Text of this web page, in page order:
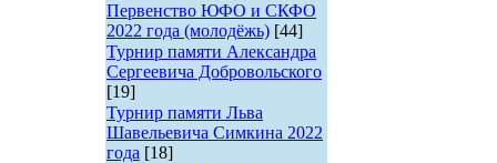
Первенство ЮФО и СКФО
2022 года (молодёжь) [44]
Турнир памяти Александра
Сергеевича Добровольского
[19]
Турнир памяти Льва
Шавельевича Симкина 2022
года [18]